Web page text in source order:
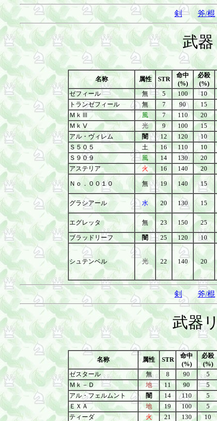
剣 斧/棍
武
名称 属性 STR
命中
(%)
必殺
(%)
ゼフィール
無 5 100
10
トランゼフィール
無 7 90
15
ＭｋⅢ
風 7 110
20
ＭｋⅤ
光 9 100
15
アル・ヴィレム
闇 12 120
10
Ｓ５０５
土 16 110
10
Ｓ９０９
風 14 130
20
アステリア
火 16 140 20
Ｎｏ．００１０ 無 19 140 15
グラシアール 水 20 130 15
エグレッタ 無 23 150 25
ブラッドリーフ 闇 25 120 10
シュテンベル 光 22 140 20
剣 斧/棍
武器
名称 属性 STR
命中
(%)
必殺
(%)
ゼスタール
無 8 90
5
Ｍｋ－Ｄ
地 11 90
5
アル・フェルムント
闇 14 110
5
ＥＸＡ
地 19 100
5
ティーダ
火 21 130
10